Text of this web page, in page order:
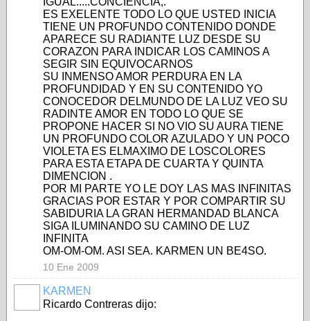
ES EXELENTE TODO LO QUE USTED INICIA
TIENE UN PROFUNDO CONTENIDO DONDE
APARECE SU RADIANTE LUZ DESDE SU
CORAZON PARA INDICAR LOS CAMINOS A
SEGIR SIN EQUIVOCARNOS
SU INMENSO AMOR PERDURA EN LA
PROFUNDIDAD Y EN SU CONTENIDO YO
CONOCEDOR DELMUNDO DE LA LUZ VEO SU
RADINTE AMOR EN TODO LO QUE SE
PROPONE HACER SI NO VIO SU AURA TIENE
UN PROFUNDO COLOR AZULADO Y UN POCO
VIOLETA ES ELMAXIMO DE LOSCOLORES
PARA ESTA ETAPA DE CUARTA Y QUINTA
DIMENCION .
POR MI PARTE YO LE DOY LAS MAS INFINITAS
GRACIAS POR ESTAR Y POR COMPARTIR SU
SABIDURIA LA GRAN HERMANDAD BLANCA
SIGA ILUMINANDO SU CAMINO DE LUZ
INFINITA
OM-OM-OM. ASI SEA. KARMEN UN BE4SO.
10 Ene 2009
KARMEN
Ricardo Contreras dijo: